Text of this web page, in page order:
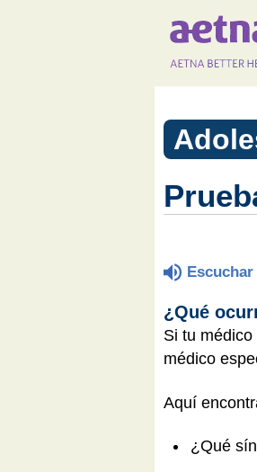
Escuchar
¿Qué
Si tu
médico
Aquí
¿Qué